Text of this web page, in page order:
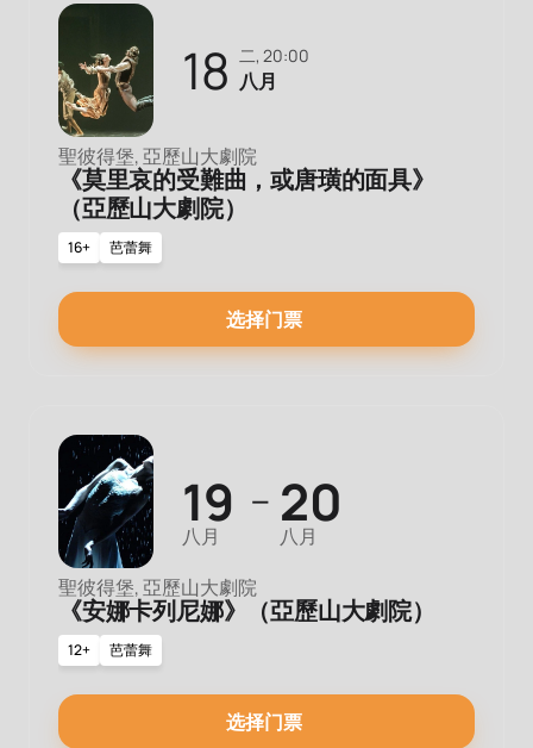
18 二, 20:00
八月
聖彼得堡, 亞歷山大劇院
《莫里哀的受難曲，或唐璜的面具》
（亞歷山大劇院）
16+ 芭蕾舞
选择门票
19
八月
— 20
八月
聖彼得堡, 亞歷山大劇院
《安娜卡列尼娜》（亞歷山大劇院）
12+ 芭蕾舞
选择门票